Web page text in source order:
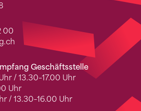
00
Geschäftsstelle
/ 13.30–17.00 Uhr
Uhr
/ 13.30–16.00 Uhr